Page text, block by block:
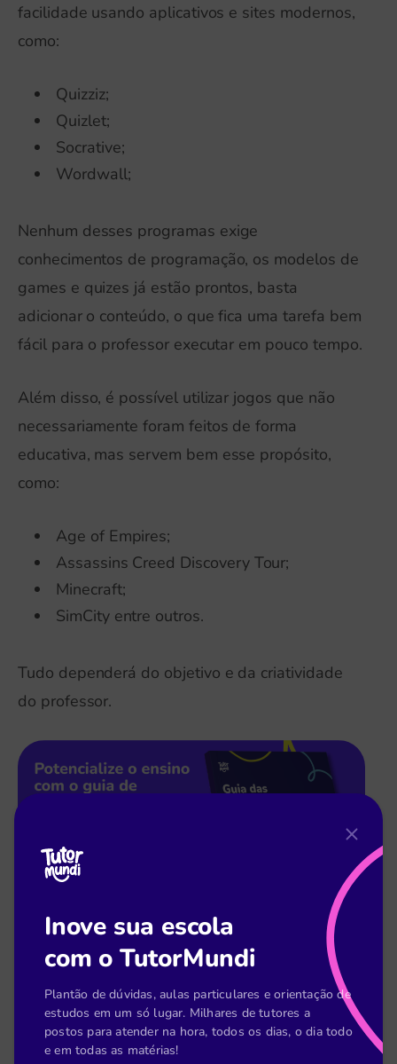
facilidade usando aplicativos e sites modernos,
como:
Quizziz;
Quizlet;
Socrative;
Wordwall;
Nenhum desses programas exige
conhecimentos de programação, os modelos de
games e quizes já estão prontos, basta
adicionar o conteúdo, o que fica uma tarefa bem
fácil para o professor executar em pouco tempo.
Além disso, é possível utilizar jogos que não
necessariamente foram feitos de forma
educativa, mas servem bem esse propósito,
como:
Age of Empires;
Assassins Creed Discovery Tour;
Minecraft;
SimCity entre outros.
Tudo dependerá do objetivo e da criatividade
do professor.
Rotação por estações
estações diferentes na sala de aula. Cada
estação precisa ter uma atividade diferente, mas
Inove sua escola
com o TutorMundi
Plantão de dúvidas, aulas particulares e orientação de
estudos em um só lugar. Milhares de tutores a
postos para atender na hora, todos os dias, o dia todo
e em todas as matérias!